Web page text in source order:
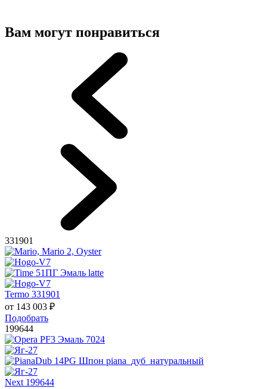
Вам могут понравиться
331901
Termo 331901
от 143 003 ₽
Подобрать
199644
Next 199644